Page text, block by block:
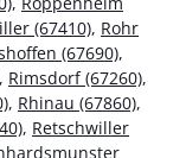
(67410), Rohr
(67690),
, Rimsdorf (67260),
, Rhinau (67860),
, Retschwiller